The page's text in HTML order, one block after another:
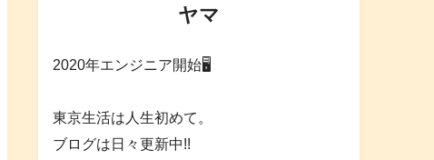
ヤマ
2020年エンジニア開始🖥
東京生活は人生初めて。
ブログは日々更新中!!